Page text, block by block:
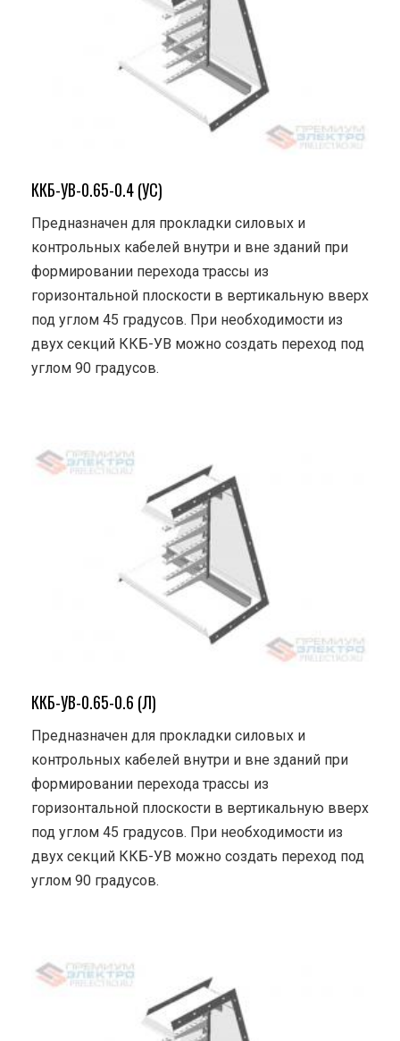
ККБ-УВ-0.65-0.4 (УС)
Предназначен для прокладки силовых и
контрольных кабелей внутри и вне зданий при
формировании перехода трассы из
горизонтальной плоскости в вертикальную вверх
под углом 45 градусов. При необходимости из
двух секций ККБ-УВ можно создать переход под
углом 90 градусов.
ККБ-УВ-0.65-0.6 (Л)
Предназначен для прокладки силовых и
контрольных кабелей внутри и вне зданий при
формировании перехода трассы из
горизонтальной плоскости в вертикальную вверх
под углом 45 градусов. При необходимости из
двух секций ККБ-УВ можно создать переход под
углом 90 градусов.